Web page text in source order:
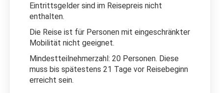
Eintrittsgelder sind im Reisepreis nicht
enthalten.
Die Reise ist für Personen mit eingeschränkter
Mobilität nicht geeignet.
Mindestteilnehmerzahl: 20 Personen. Diese
muss bis spätestens 21 Tage vor Reisebeginn
erreicht sein.